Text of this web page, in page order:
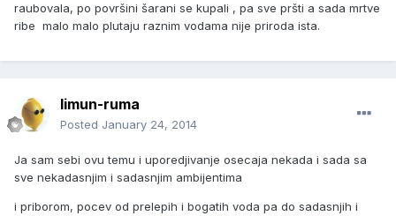
raubovala, po površini šarani se kupali , pa sve pršti a sada mrtve
ribe malo malo plutaju raznim vodama nije priroda ista.
limun-ruma
Posted January 24, 2014
Ja sam sebi ovu temu i uporedjivanje osecaja nekada i sada sa
sve nekadasnjim i sadasnjim ambijentima
i priborom, pocev od prelepih i bogatih voda pa do sadasnjih i